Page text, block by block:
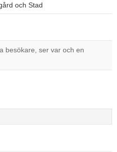
och Stad
besökare, ser var och en